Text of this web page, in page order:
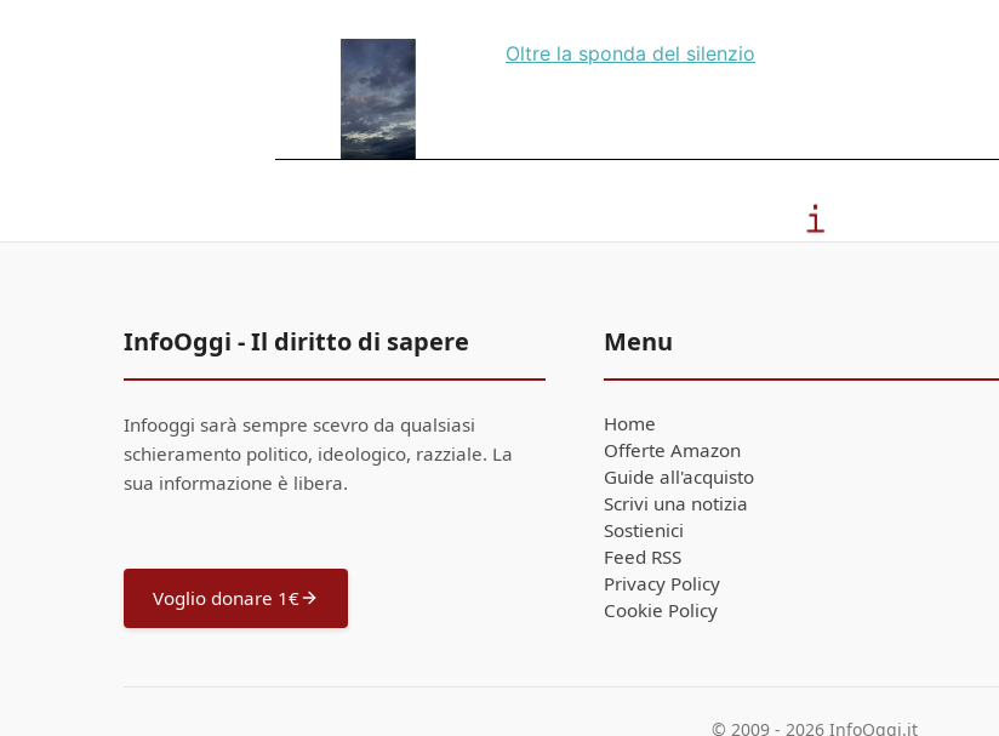
Oltre la sponda del silenzio
InfoOggi - Il diritto di sapere
Infooggi sarà sempre scevro da qualsiasi
schieramento politico, ideologico, razziale. La
sua informazione è libera.
Voglio donare 1€
Menu
Home
Offerte Amazon
Guide all'acquisto
Scrivi una notizia
Sostienici
Feed RSS
Privacy Policy
Cookie Policy
© 2009 - 2026 InfoOggi.it